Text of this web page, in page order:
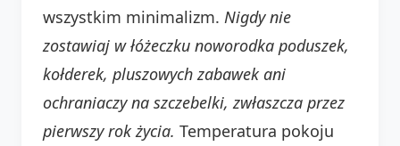
wszystkim minimalizm. Nigdy nie
zostawiaj w łóżeczku noworodka poduszek,
kołderek, pluszowych zabawek ani
ochraniaczy na szczebelki, zwłaszcza przez
pierwszy rok życia. Temperatura pokoju